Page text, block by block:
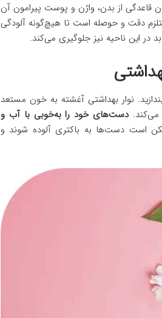
از بدن، واژن و پوست پیرامون آن
دقت و حوصله است تا هیچ‌گونه آلودگی
در این ناحیه نیز جلوگیری می‌کند.
نوار بهداشتی آغشته به خون مستعد
می‌کند.دست‌های خود را به‌خوبی با آب و
است دست‌ها به باکتری آلوده شوند و